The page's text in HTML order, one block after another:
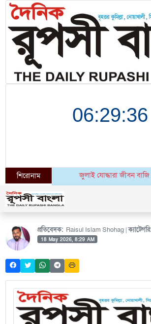
শিরোনাম জুলাই যোদ্ধারা জীবন বাজি রেখে
প্রতিবেদক: Raisul Islam Shohag |
18 May 2026, 8:29 AM